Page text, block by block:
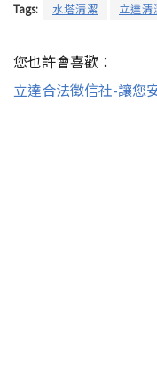
Tags: 水塔清潔 立達清
您也許會喜歡：
立達合法徵信社-讓您